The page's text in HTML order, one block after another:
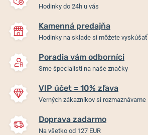
Hodinky do 24h u vás
Kamenná predajňa
Hodinky na sklade si môžete vyskúšať
Poradia vám odborníci
Sme špecialisti na naše značky
VIP účet = 10% zľava
Verných zákazníkov si rozmaznávame
Doprava zadarmo
Na všetko od 127 EUR